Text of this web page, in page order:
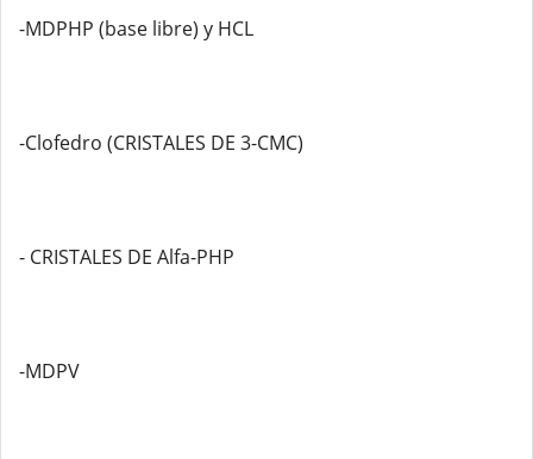
-MDPHP (base libre) y HCL
-Clofedro (CRISTALES DE 3-CMC)
- CRISTALES DE Alfa-PHP
-MDPV